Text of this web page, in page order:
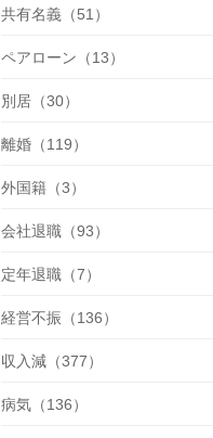
共有名義（51）
ペアローン（13）
別居（30）
離婚（119）
外国籍（3）
会社退職（93）
定年退職（7）
経営不振（136）
収入減（377）
病気（136）